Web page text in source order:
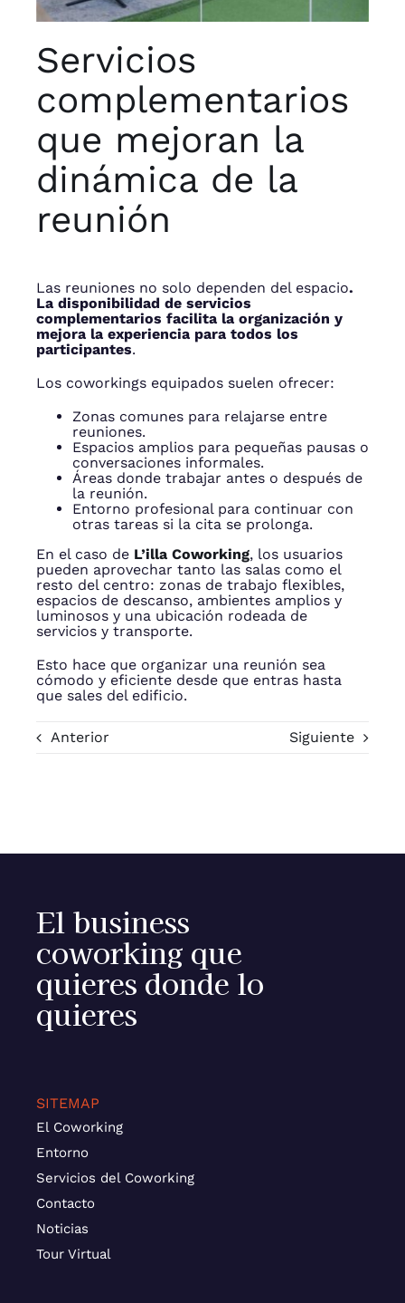
Servicios
complementarios
que mejoran la
dinámica de la
reunión
Las reuniones no solo dependen del espacio.
La disponibilidad de servicios
complementarios facilita la organización y
mejora la experiencia para todos los
participantes.
Los coworkings equipados suelen ofrecer:
Zonas comunes para relajarse entre
reuniones.
Espacios amplios para pequeñas pausas o
conversaciones informales.
Áreas donde trabajar antes o después de
la reunión.
Entorno profesional para continuar con
otras tareas si la cita se prolonga.
En el caso de L’illa Coworking, los usuarios
pueden aprovechar tanto las salas como el
resto del centro: zonas de trabajo flexibles,
espacios de descanso, ambientes amplios y
luminosos y una ubicación rodeada de
servicios y transporte.
Esto hace que organizar una reunión sea
cómodo y eficiente desde que entras hasta
que sales del edificio.
Anterior Siguiente
El business
coworking que
quieres donde lo
quieres
SITEMAP
El Coworking
Entorno
Servicios del Coworking
Contacto
Noticias
Tour Virtual